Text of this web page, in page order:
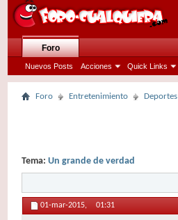
Foro
Nuevos Posts Acciones Quick Links
Foro Entretenimiento Deportes
Tema: Un grande de verdad
01-mar-2015, 01:31